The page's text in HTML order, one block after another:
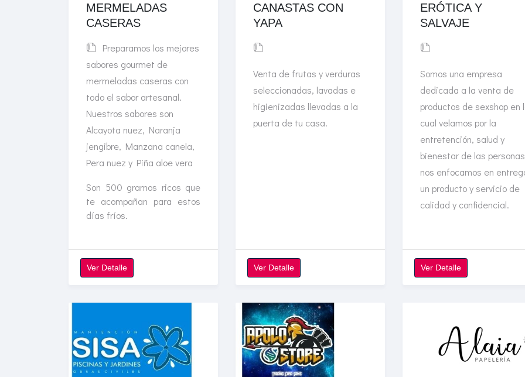
MERMELADAS
CASERAS
Preparamos los mejores
sabores gourmet de
mermeladas caseras con
todo el sabor artesanal.
Nuestros sabores son
Alcayota nuez, Naranja
jengibre, Manzana canela,
Pera nuez y Piña aloe vera
Son 500 gramos ricos que
te acompañan para estos
días fríos.
Ver Detalle
CANASTAS CON
YAPA
Venta de frutas y verduras
seleccionadas, lavadas e
higienizadas llevadas a la
puerta de tu casa.
Ver Detalle
ERÓTICA Y
SALVAJE
Somos una empresa
dedicada a la venta de
productos de sexshop en
cual velamos por la
entretención, salud y
bienestar de las
nos enfocamos en
un producto y servicio de
calidad y confidencial.
Ver Detalle